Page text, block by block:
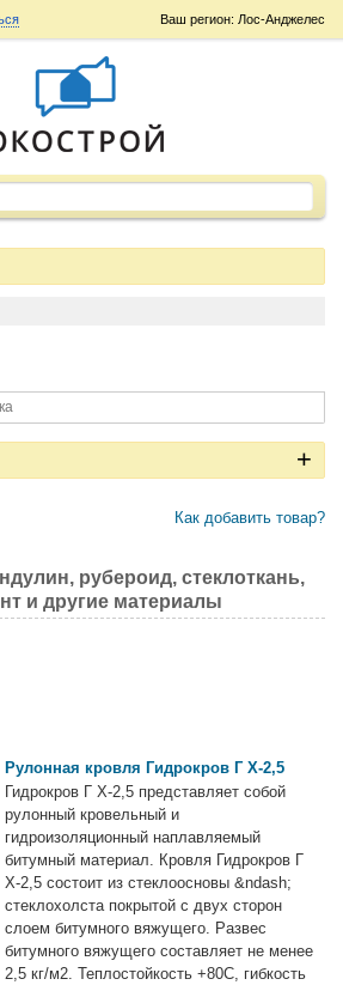
Ваш регион: Лос-Анджелес
Как добавить товар?
рубероид, стеклоткань,
и другие материалы
Рулонная кровля Гидрокров Г Х-2,5
Гидрокров Г Х-2,5 представляет собой
рулонный кровельный и
гидроизоляционный наплавляемый
битумный материал. Кровля Гидрокров Г
Х-2,5 состоит из стеклоосновы &ndash;
стеклохолста покрытой с двух сторон
слоем битумного вяжущего. Развес
битумного вяжущего составляет не менее
2,5 кг/м2. Теплостойкость +80С, гибкость